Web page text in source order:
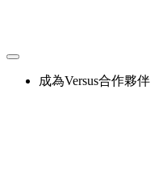
成為Versus合作夥伴